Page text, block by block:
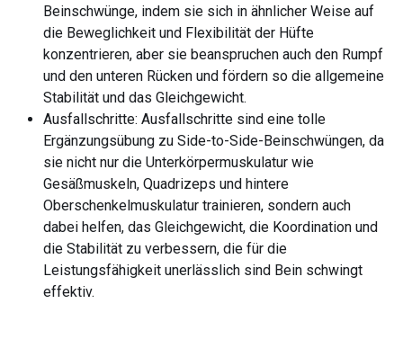
Beinschwünge, indem sie sich in ähnlicher Weise auf
die Beweglichkeit und Flexibilität der Hüfte
konzentrieren, aber sie beanspruchen auch den Rumpf
und den unteren Rücken und fördern so die allgemeine
Stabilität und das Gleichgewicht.
Ausfallschritte: Ausfallschritte sind eine tolle
Ergänzungsübung zu Side-to-Side-Beinschwüngen, da
sie nicht nur die Unterkörpermuskulatur wie
Gesäßmuskeln, Quadrizeps und hintere
Oberschenkelmuskulatur trainieren, sondern auch
dabei helfen, das Gleichgewicht, die Koordination und
die Stabilität zu verbessern, die für die
Leistungsfähigkeit unerlässlich sind Bein schwingt
effektiv.